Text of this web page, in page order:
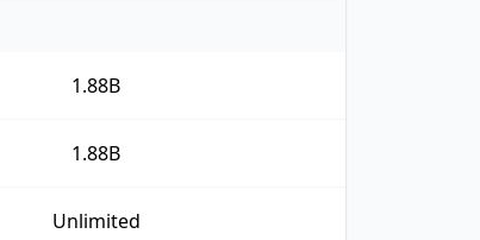
1.88B
1.88B
Unlimited